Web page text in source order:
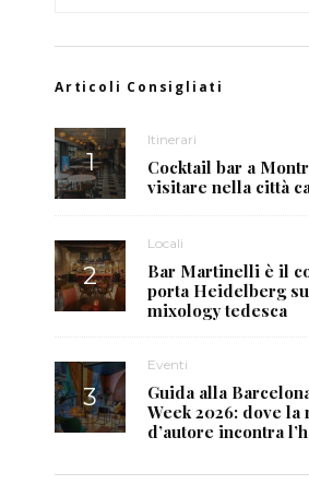
Articoli Consigliati
Itinerari
Cocktail bar a
visitare nella città
Locali
Bar Martinelli è il
porta Heidelberg
mixology tedesca
Eventi
Guida alla
Week 2026: dove la
d’autore incontra